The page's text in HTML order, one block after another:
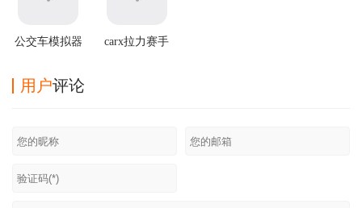
公交车模拟器
carx拉力赛手
用户评论